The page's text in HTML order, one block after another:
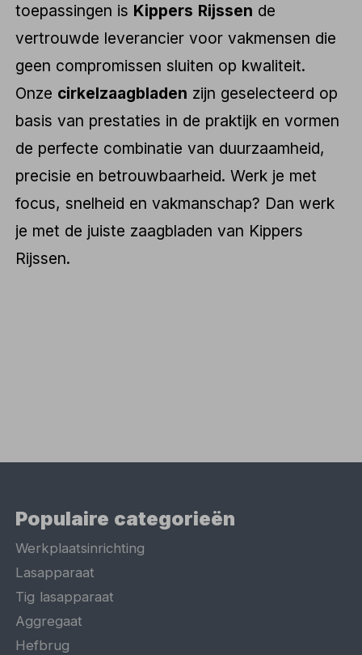
toepassingen is Kippers Rijssen de
vertrouwde leverancier voor vakmensen die
geen compromissen sluiten op kwaliteit.
Onze cirkelzaagbladen zijn geselecteerd op
basis van prestaties in de praktijk en vormen
de perfecte combinatie van duurzaamheid,
precisie en betrouwbaarheid. Werk je met
focus, snelheid en vakmanschap? Dan werk
je met de juiste zaagbladen van Kippers
Rijssen.
Populaire categorieën
Werkplaatsinrichting
Lasapparaat
Tig lasapparaat
Aggregaat
Hefbrug